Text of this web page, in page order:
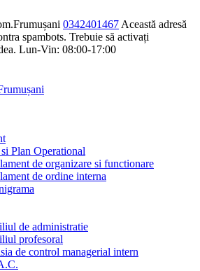
0342401467 Această adresă
spambots. Trebuie să activați
Lun-Vin: 08:00-17:00
Plan Operational
de organizare si functionare
de ordine interna
de administratie
profesoral
de control managerial intern